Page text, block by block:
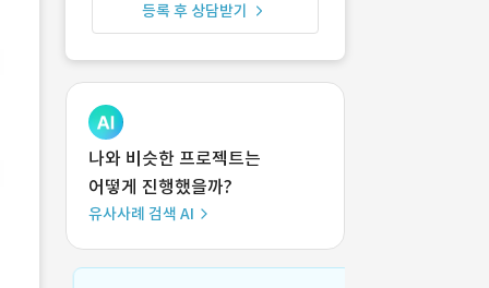
등록 후 상담받기
나와 비슷한 프로젝트는
어떻게 진행했을까?
유사사례 검색 AI